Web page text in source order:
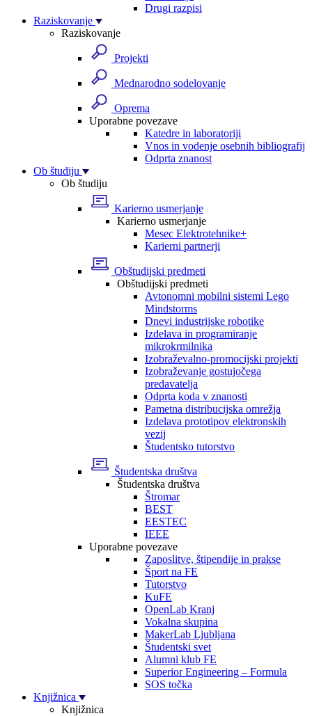
Drugi razpisi
Raziskovanje
Raziskovanje
Projekti
Mednarodno sodelovanje
Oprema
Uporabne povezave
Katedre in laboratoriji
Vnos in vodenje osebnih bibliografij
Odprta znanost
Ob študiju
Ob študiju
Karierno usmerjanje
Karierno usmerjanje
Mesec Elektrotehnike+
Karierni partnerji
Obštudijski predmeti
Obštudijski predmeti
Avtonomni mobilni sistemi Lego
Mindstorms
Dnevi industrijske robotike
Izdelava in programiranje
mikrokrmilnika
Izobraževalno-promocijski projekti
Izobraževanje gostujočega
predavatelja
Odprta koda v znanosti
Pametna distribucijska omrežja
Izdelava prototipov elektronskih
vezij
Študentsko tutorstvo
Študentska društva
Študentska društva
Štromar
BEST
EESTEC
IEEE
Uporabne povezave
Zaposlitve, štipendije in prakse
Šport na FE
Tutorstvo
KuFE
OpenLab Kranj
Vokalna skupina
MakerLab Ljubljana
Študentski svet
Alumni klub FE
Superior Engineering – Formula
SOS točka
Knjižnica
Knjižnica